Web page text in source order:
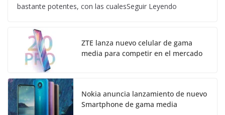
bastante potentes, con las cualesSeguir Leyendo
ZTE lanza nuevo celular de gama
media para competir en el mercado
Nokia anuncia lanzamiento de nuevo
Smartphone de gama media